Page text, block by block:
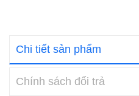
Chi tiết sản phẩm
Chính sách đổi trả